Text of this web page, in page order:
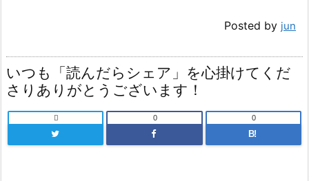
Posted by jun
いつも「読んだらシェア」を心掛けてくだ
さりありがとうございます！
 0
B!
0